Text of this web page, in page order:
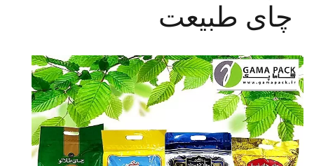
چای طبیعت